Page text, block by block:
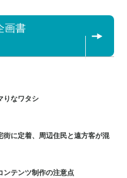
画書
りなワタシ
街に定着、周辺住民と遠方客が混
ンテンツ制作の注意点